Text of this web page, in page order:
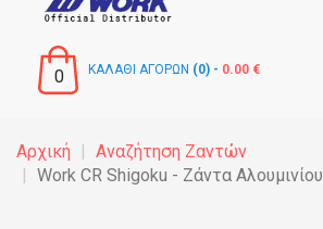
0 ΚΑΛΑΘΙ ΑΓΟΡΩΝ (0) - 0.00 €
Αρχική
Αναζήτηση Ζαντών
Work CR Shigoku - Ζάντα Αλουμινίου